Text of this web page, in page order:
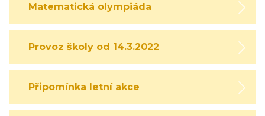
Matematická olympiáda
Provoz školy od 14.3.2022
Připomínka letní akce